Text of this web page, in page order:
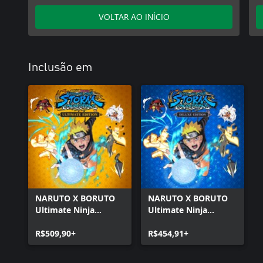
VOLTAR AO INÍCIO
Inclusão em
NARUTO X BORUTO
Ultimate Ninja
CONNECTIONS
Ultimate Edition
R$509,90+
NARUTO X BORUTO
Ultimate Ninja
CONNECTIONS
Deluxe Edition
R$454,91+